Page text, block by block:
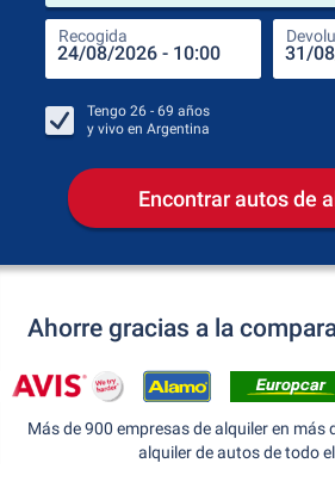
Recogida
Tengo 26 - 69 años
y vivo en Argentina
Encontrar autos de
Ahorre gracias a la
Más de 900 empresas de alquiler en más
alquiler de autos de todo